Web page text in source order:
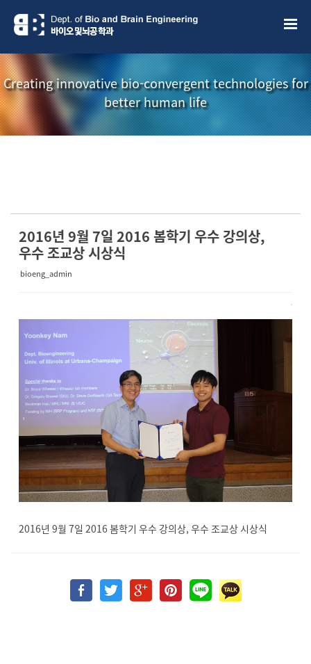
Creating innovative bio-convergent technologies for
better human life
소식지
2016년 9월 7일 2016 봄학기 우수 강의상,
우수 조교상 시상식
bioeng_admin
2016년 9월 7일 2016 봄학기 우수 강의상, 우수 조교상 시상식